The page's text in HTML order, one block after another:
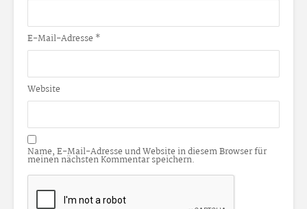
E-Mail-Adresse *
Website
Name, E-Mail-Adresse und Website in diesem Browser für
meinen nächsten Kommentar speichern.